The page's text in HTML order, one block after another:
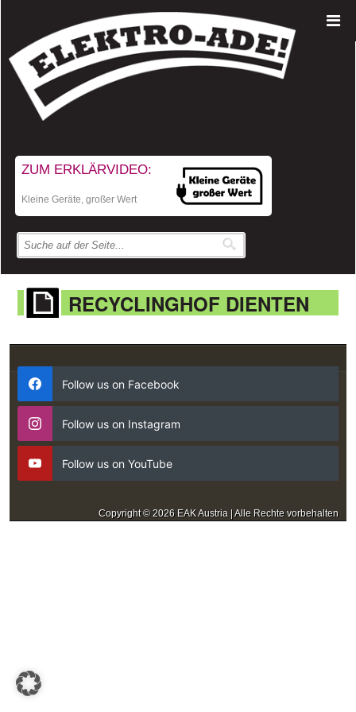
ZUM ERKLÄRVIDEO:
Kleine Geräte, großer Wert
RECYCLINGHOF DIENTEN
Follow us on Facebook
Follow us on Instagram
Follow us on YouTube
Copyright © 2026 EAK Austria | Alle Rechte vorbehalten